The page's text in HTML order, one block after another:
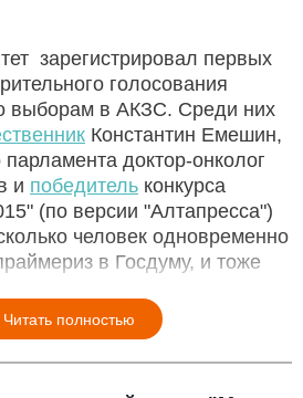
зарегистрировал первых
голосования
выборам в АКЗС. Среди них
Константин Емешин,
доктор-онколог
и победитель конкурса
(по версии "Алтапресса")
человек одновременно
в Госдуму, и тоже
Читать полностью